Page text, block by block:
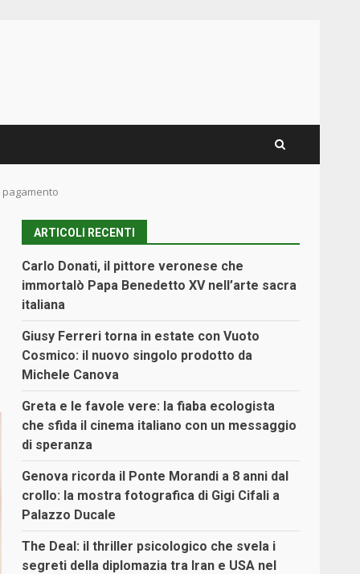
ARTICOLI RECENTI
Carlo Donati, il pittore veronese che
immortalò Papa Benedetto XV nell’arte sacra
italiana
Giusy Ferreri torna in estate con Vuoto
Cosmico: il nuovo singolo prodotto da
Michele Canova
Greta e le favole vere: la fiaba ecologista
che sfida il cinema italiano con un messaggio
di speranza
Genova ricorda il Ponte Morandi a 8 anni dal
crollo: la mostra fotografica di Gigi Cifali a
Palazzo Ducale
The Deal: il thriller psicologico che svela i
segreti della diplomazia tra Iran e USA nel